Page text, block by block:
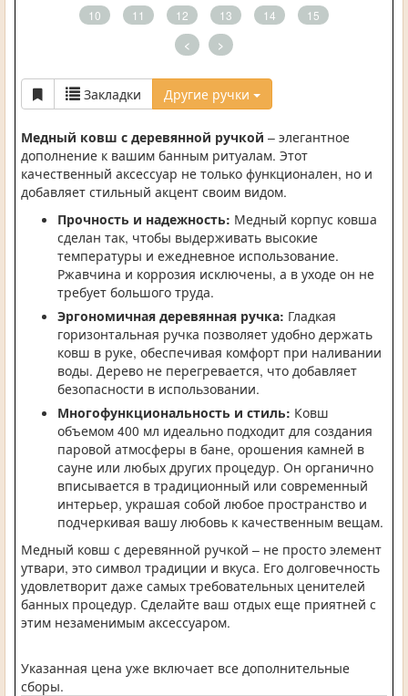
10
11 12 13 14 15
< >
Закладки Другие ручки
Медный ковш с деревянной ручкой – элегантное
дополнение к вашим банным ритуалам. Этот
качественный аксессуар не только функционален, но и
добавляет стильный акцент своим видом.
Прочность и надежность: Медный корпус ковша
сделан так, чтобы выдерживать высокие
температуры и ежедневное использование.
Ржавчина и коррозия исключены, а в уходе он не
требует большого труда.
Эргономичная деревянная ручка: Гладкая
горизонтальная ручка позволяет удобно держать
ковш в руке, обеспечивая комфорт при наливании
воды. Дерево не перегревается, что добавляет
безопасности в использовании.
Многофункциональность и стиль: Ковш
объемом 400 мл идеально подходит для создания
паровой атмосферы в бане, орошения камней в
сауне или любых других процедур. Он органично
вписывается в традиционный или современный
интерьер, украшая собой любое пространство и
подчеркивая вашу любовь к качественным вещам.
Медный ковш с деревянной ручкой – не просто элемент
утвари, это символ традиции и вкуса. Его долговечность
удовлетворит даже самых требовательных ценителей
банных процедур. Сделайте ваш отдых еще приятней с
этим незаменимым аксессуаром.
Указанная цена уже включает все дополнительные
сборы.